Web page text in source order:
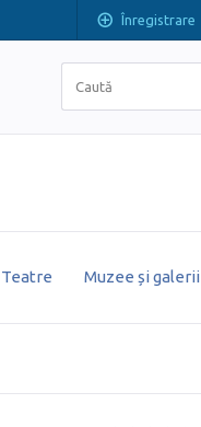
Înregistrare
Teatre Muzee și galerii